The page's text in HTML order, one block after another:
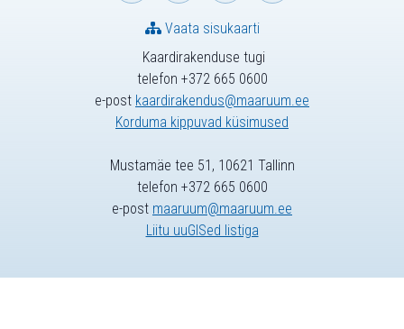
Kaardirakenduse tugi
telefon +372 665 0600
e-post kaardirakendus@maaruum.ee
Korduma kippuvad küsimused
Vaata sisukaarti
Mustamäe tee 51, 10621 Tallinn
telefon +372 665 0600
e-post maaruum@maaruum.ee
Liitu uuGISed listiga